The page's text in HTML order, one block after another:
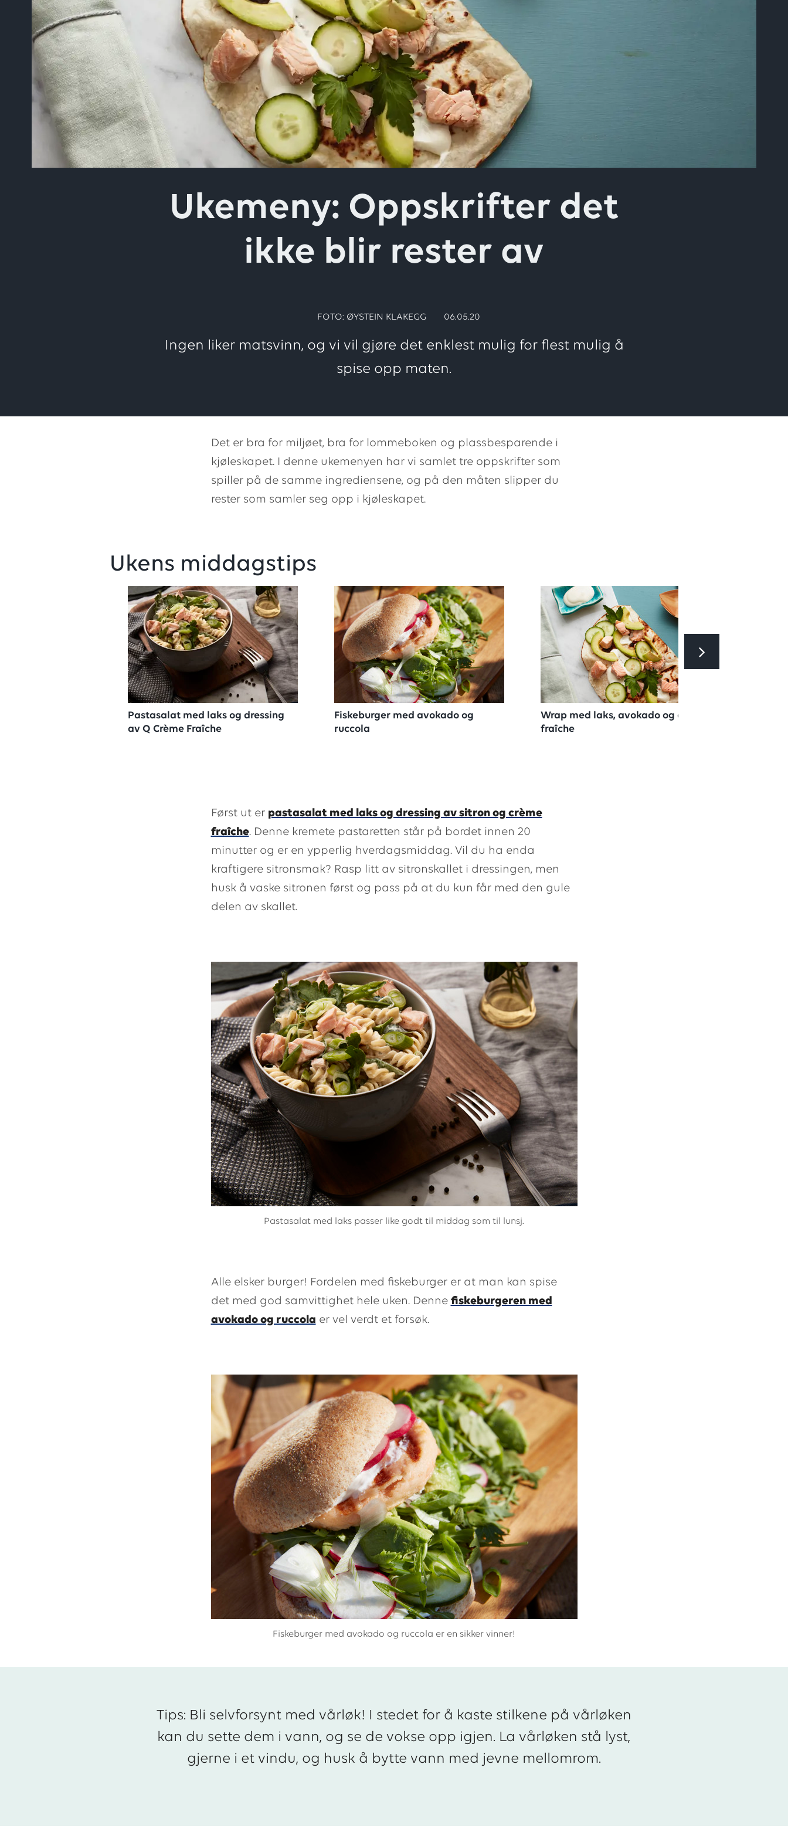
Skriv inn søket i feltet over
Ukemeny: Oppskrifter det
ikke blir rester av
FOTO: ØYSTEIN KLAKEGG 06.05.20
Ingen liker matsvinn, og vi vil gjøre det enklest mulig for flest mulig å
spise opp maten.
Det er bra for miljøet, bra for lommeboken og plassbesparende i
kjøleskapet. I denne ukemenyen har vi samlet tre oppskrifter som
spiller på de samme ingrediensene, og på den måten slipper du
rester som samler seg opp i kjøleskapet.
Ukens middagstips
Pastasalat med laks og dressing
av Q Crème Fraîche
Fiskeburger med avokado og
ruccola
Wrap med laks, avokado og crème
fraîche
Først ut er pastasalat med laks og dressing av sitron og crème
fraîche. Denne kremete pastaretten står på bordet innen 20
minutter og er en ypperlig hverdagsmiddag. Vil du ha enda
kraftigere sitronsmak? Rasp litt av sitronskallet i dressingen, men
husk å vaske sitronen først og pass på at du kun får med den gule
delen av skallet.
Pastasalat med laks passer like godt til middag som til lunsj.
Alle elsker burger! Fordelen med fiskeburger er at man kan spise
det med god samvittighet hele uken. Denne fiskeburgeren med
avokado og ruccola er vel verdt et forsøk.
Fiskeburger med avokado og ruccola er en sikker vinner!
Tips: Bli selvforsynt med vårløk! I stedet for å kaste stilkene på vårløken
kan du sette dem i vann, og se de vokse opp igjen. La vårløken stå lyst,
gjerne i et vindu, og husk å bytte vann med jevne mellomrom.